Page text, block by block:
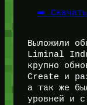
➡️
Выложили
Liminal
крупно
Create и
а так же
уровней и с